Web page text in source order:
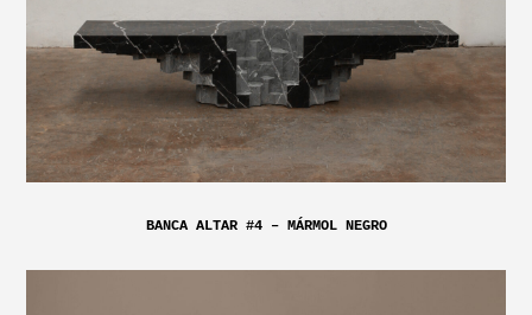
BANCA ALTAR #4 – MÁRMOL NEGRO